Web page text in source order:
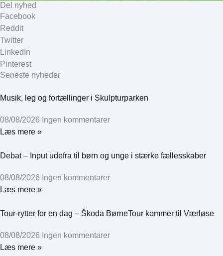
Del nyhed
Facebook
Reddit
Twitter
LinkedIn
Pinterest
Seneste nyheder
Musik, leg og fortællinger i Skulpturparken
08/08/2026 Ingen kommentarer
Læs mere »
Debat – Input udefra til børn og unge i stærke fællesskaber
08/08/2026 Ingen kommentarer
Læs mere »
Tour-rytter for en dag – Škoda BørneTour kommer til Værløse
08/08/2026 Ingen kommentarer
Læs mere »